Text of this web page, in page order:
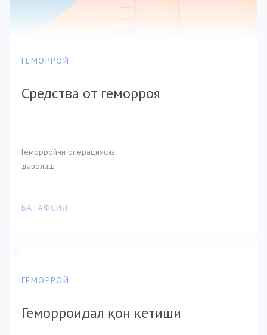
ГЕМОРРОЙ
Средства от геморроя
Геморройни операциясиз
даволаш
БАТАФСИЛ
ГЕМОРРОЙ
Геморроидал қон кетиши